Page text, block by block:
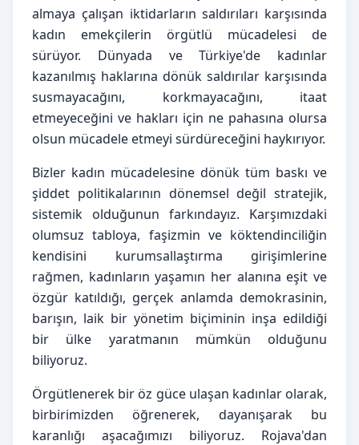
almaya çalışan iktidarların saldırıları karşısında
kadın emekçilerin örgütlü mücadelesi de
sürüyor. Dünyada ve Türkiye'de kadınlar
kazanılmış haklarına dönük saldırılar karşısında
susmayacağını, korkmayacağını, itaat
etmeyeceğini ve hakları için ne pahasına olursa
olsun mücadele etmeyi sürdüreceğini haykırıyor.
Bizler kadın mücadelesine dönük tüm baskı ve
şiddet politikalarının dönemsel değil stratejik,
sistemik olduğunun farkındayız. Karşımızdaki
olumsuz tabloya, faşizmin ve köktendinciliğin
kendisini kurumsallaştırma girişimlerine
rağmen, kadınların yaşamın her alanına eşit ve
özgür katıldığı, gerçek anlamda demokrasinin,
barışın, laik bir yönetim biçiminin inşa edildiği
bir ülke yaratmanın mümkün olduğunu
biliyoruz.
Örgütlenerek bir öz güce ulaşan kadınlar olarak,
birbirimizden öğrenerek, dayanışarak bu
karanlığı aşacağımızı biliyoruz. Rojava'dan